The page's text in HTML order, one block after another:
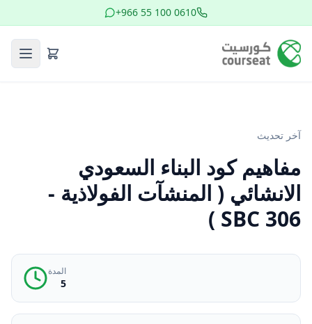
+966 55 100 0610
آخر تحديث
مفاهيم كود البناء السعودي
الانشائي ( المنشآت الفولاذية -
SBC 306 )
المدة
5